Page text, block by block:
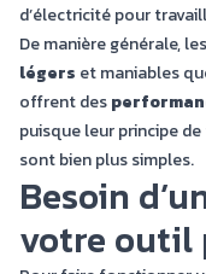
d’électricité pour
De manière générale,
légers et maniables
offrent des
puisque leur principe
sont bien plus simples.
Besoin
votre outil